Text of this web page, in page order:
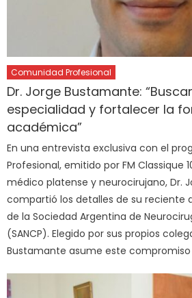
Comunidad Profesional
Dr. Jorge Bustamante:
especialidad y fortalecer la
académica”
En una entrevista exclusiva con el
Profesional, emitido por FM Classique
médico platense y neurocirujano, Dr.
compartió los detalles de su reciente
de la Sociedad Argentina de
(SANCP). Elegido por sus propios
Bustamante asume este compromiso